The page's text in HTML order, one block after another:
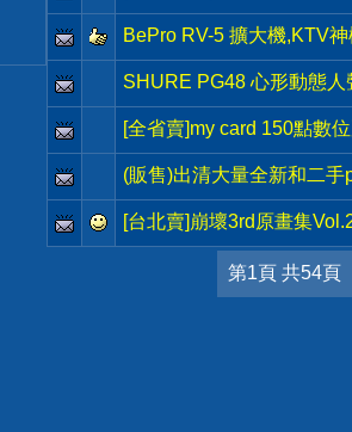
BePro RV-5 擴大機,KTV
SHURE PG48 心形動態人
[全省賣]my card 150點數
(販售)出清大量全新和二手
[台北賣]崩壞3rd原畫集
第1頁 共54頁